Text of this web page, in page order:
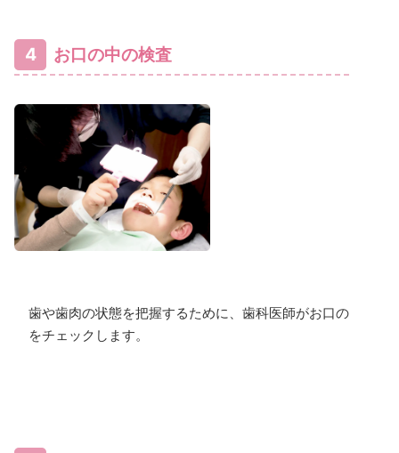
4 お口の中の検査
歯や歯肉の状態を把握するために、歯科医師がお口の中
をチェックします。